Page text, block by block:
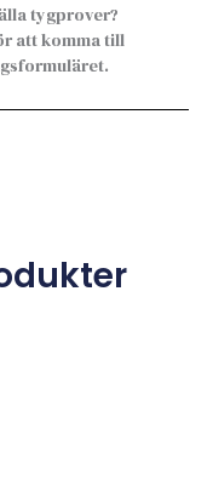
tygprover?
att komma till